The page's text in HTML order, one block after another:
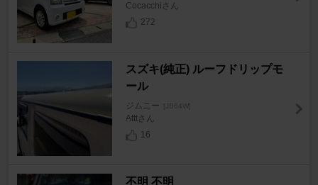
Cocacchiさん
272
スズキ(純正) ルーフドリップモ
ール
ジムニー [JB64W]
Atttさん
16
不明 不明